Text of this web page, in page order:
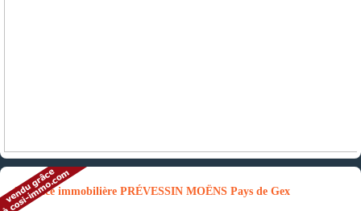
Annonce immobilière PRÉVESSIN MOËNS Pays de Gex